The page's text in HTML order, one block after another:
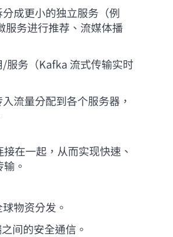
成更小的独立服务（例
务进行推荐、流媒体播
服务（Kafka 流式传输实时
流量分配到各个服务器，
在一起，从而实现快速、
。
物资分发。
间的安全通信。